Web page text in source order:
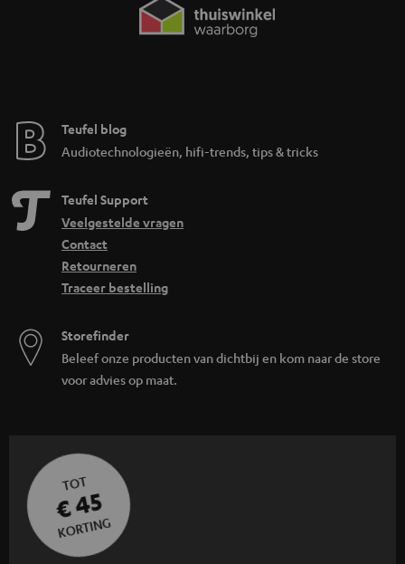
Teufel blog
Audiotechnologieën, hifi-trends, tips & tricks
Teufel Support
Veelgestelde vragen
Contact
Retourneren
Traceer bestelling
Storefinder
Beleef onze producten van dichtbij en kom naar de store
voor advies op maat.
TOT
€ 45
KORTING